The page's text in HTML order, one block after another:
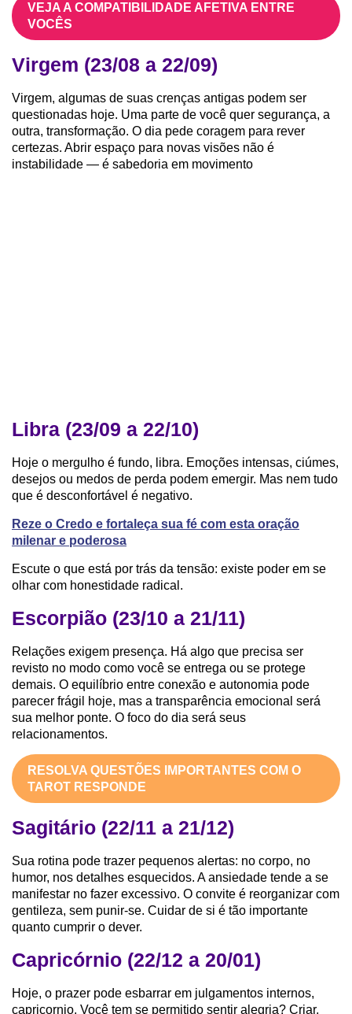
VEJA A COMPATIBILIDADE AFETIVA ENTRE
VOCÊS
Virgem (23/08 a 22/09)
Virgem, algumas de suas crenças antigas podem ser
questionadas hoje. Uma parte de você quer segurança, a
outra, transformação. O dia pede coragem para rever
certezas. Abrir espaço para novas visões não é
instabilidade — é sabedoria em movimento
Libra (23/09 a 22/10)
Hoje o mergulho é fundo, libra. Emoções intensas, ciúmes,
desejos ou medos de perda podem emergir. Mas nem tudo
que é desconfortável é negativo.
Reze o Credo e fortaleça sua fé com esta oração
milenar e poderosa
Escute o que está por trás da tensão: existe poder em se
olhar com honestidade radical.
Escorpião (23/10 a 21/11)
Relações exigem presença. Há algo que precisa ser
revisto no modo como você se entrega ou se protege
demais. O equilíbrio entre conexão e autonomia pode
parecer frágil hoje, mas a transparência emocional será
sua melhor ponte. O foco do dia será seus
relacionamentos.
RESOLVA QUESTÕES IMPORTANTES COM O
TAROT RESPONDE
Sagitário (22/11 a 21/12)
Sua rotina pode trazer pequenos alertas: no corpo, no
humor, nos detalhes esquecidos. A ansiedade tende a se
manifestar no fazer excessivo. O convite é reorganizar com
gentileza, sem punir-se. Cuidar de si é tão importante
quanto cumprir o dever.
Capricórnio (22/12 a 20/01)
Hoje, o prazer pode esbarrar em julgamentos internos,
capricornio. Você tem se permitido sentir alegria? Criar,